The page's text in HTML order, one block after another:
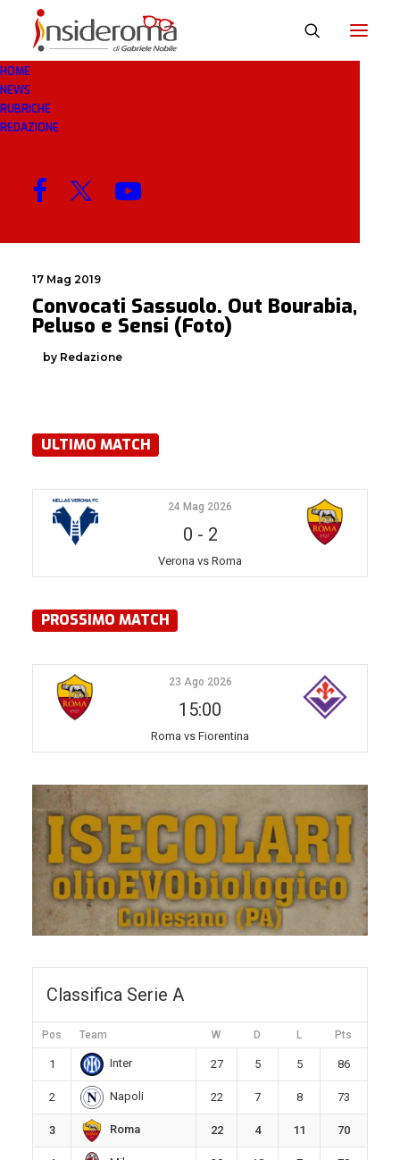
HOME
NEWS
RUBRICHE
REDAZIONE
PELUSO
MENU
17 Mag 2019
Convocati Sassuolo. Out Bourabia,
Peluso e Sensi (Foto)
by Redazione
ULTIMO MATCH
24 Mag 2026
0 - 2
Verona vs Roma
PROSSIMO MATCH
23 Ago 2026
15:00
Roma vs Fiorentina
Classifica Serie A
Pos Team W D L Pts
1 Inter 27 5 5 86
2 Napoli 22 7 8 73
3 Roma 22 4 11 70